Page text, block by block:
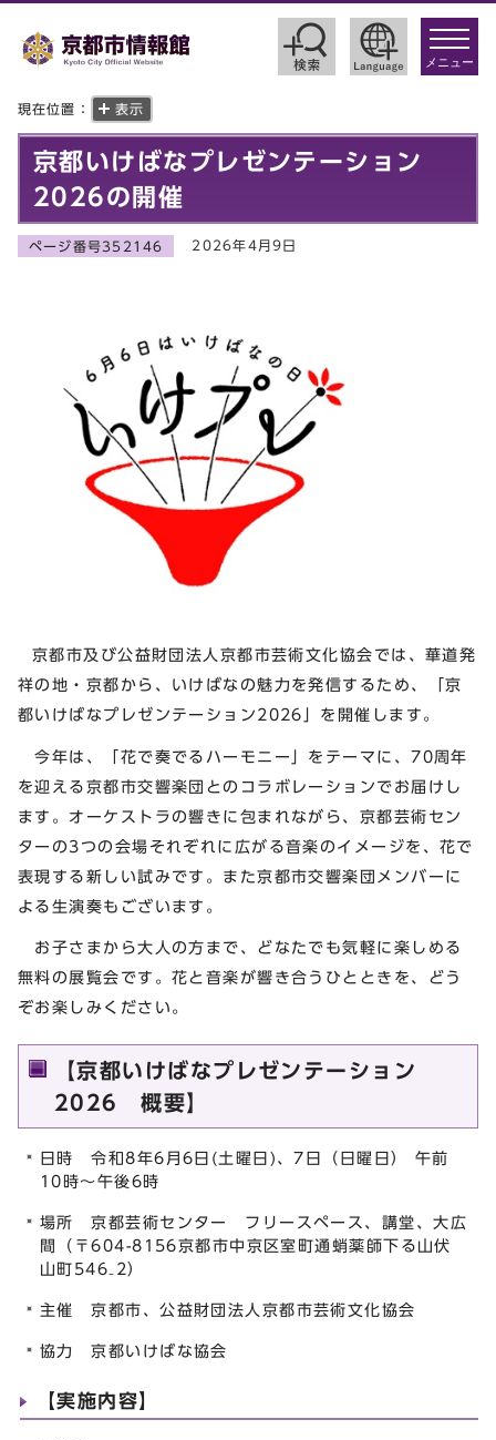
toggle
メニュー
現在位置： 表示
京都いけばなプレゼンテーション
2026の開催
ページ番号352146 2026年4月9日
京都市及び公益財団法人京都市芸術文化協会では、華道発
祥の地・京都から、いけばなの魅力を発信するため、「京
都いけばなプレゼンテーション2026」を開催します。
今年は、「花で奏でるハーモニー」をテーマに、70周年
を迎える京都市交響楽団とのコラボレーションでお届けし
ます。オーケストラの響きに包まれながら、京都芸術セン
ターの3つの会場それぞれに広がる音楽のイメージを、花で
表現する新しい試みです。また京都市交響楽団メンバーに
よる生演奏もございます。
お子さまから大人の方まで、どなたでも気軽に楽しめる
無料の展覧会です。花と音楽が響き合うひとときを、どう
ぞお楽しみください。
【京都いけばなプレゼンテーション
2026 概要】
日時 令和8年6月6日(土曜日)、7日（日曜日） 午前
10時～午後6時
場所 京都芸術センター フリースペース、講堂、大広
間（〒604-8156京都市中京区室町通蛸薬師下る山伏
山町546₋2）
主催 京都市、公益財団法人京都市芸術文化協会
協力 京都いけばな協会
【実施内容】